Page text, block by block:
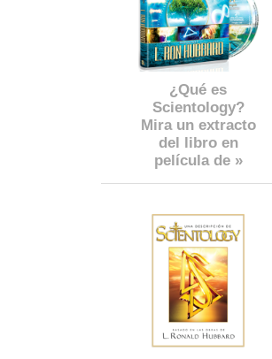
¿Qué es
Scientology?
Mira un extracto
del libro en
película de »